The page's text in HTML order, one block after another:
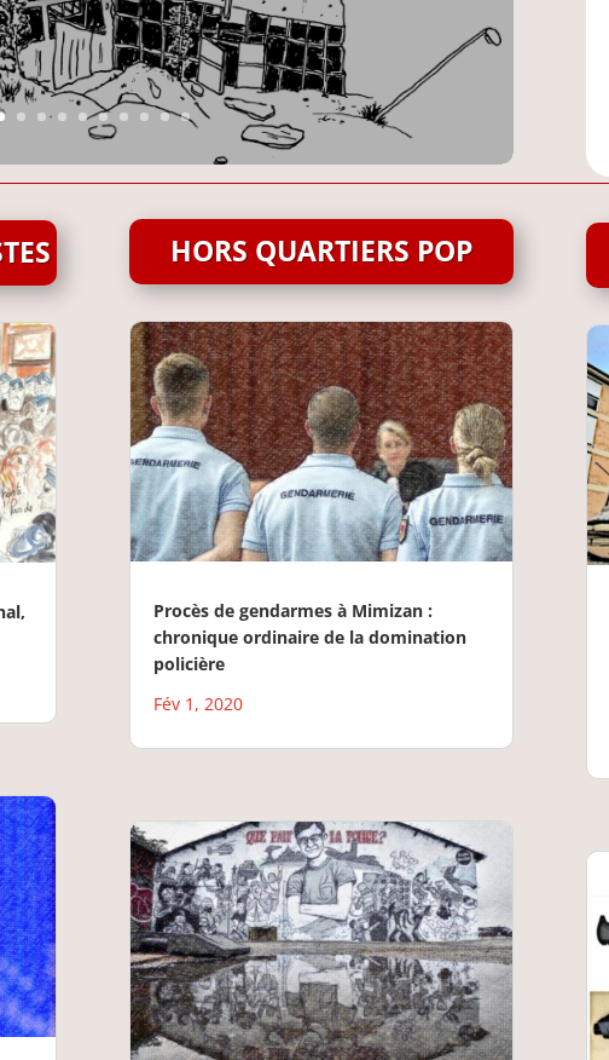
HORS QUARTIERS POP
Procès de gendarmes à Mimizan :
chronique ordinaire de la domination
policière
Fév 1, 2020